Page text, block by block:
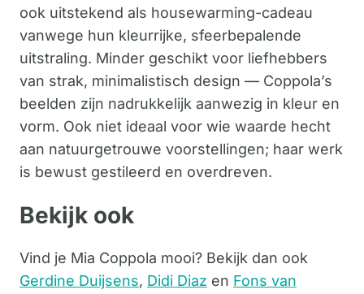
ook uitstekend als housewarming-cadeau
vanwege hun kleurrijke, sfeerbepalende
uitstraling. Minder geschikt voor liefhebbers
van strak, minimalistisch design — Coppola’s
beelden zijn nadrukkelijk aanwezig in kleur en
vorm. Ook niet ideaal voor wie waarde hecht
aan natuurgetrouwe voorstellingen; haar werk
is bewust gestileerd en overdreven.
Bekijk ook
Vind je Mia Coppola mooi? Bekijk dan ook
Gerdine Duijsens, Didi Diaz en Fons van